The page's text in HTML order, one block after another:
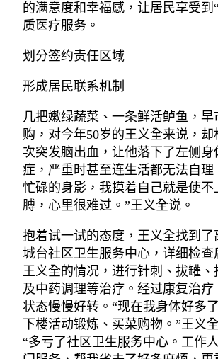
的满意度和幸福感，让居民享受到
质医疗服务。
划分签约责任区域
形成居民联系机制
几把嫩绿蔬菜、一条鲜活鲈鱼，
购，对今年50岁的王义全来说，
次突发脑出血，让他落下了左侧身
症，严重时甚至连生活都无法自理
忙碌的身影，我摸着自己就是使不
膊，心里很难过。”王义全说。
抱着试一试的态度，王义全找到了
城台社区卫生服务中心，详细检查
王义全的情况，进行针刺、拔罐、
及中药调理等治疗。经过康复治疗
状态慢慢好转。“现在我身体好多
下楼活动锻炼、买菜购物。”王义
“多亏了社区卫生服务中心。工作